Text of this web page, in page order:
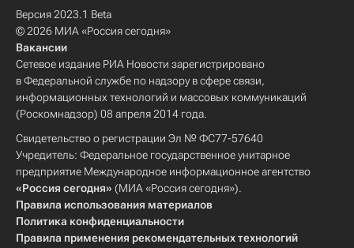
Версия 2023.1 Beta
© 2026 МИА «Россия сегодня»
Вакансии
Сетевое издание РИА Новости зарегистрировано
в Федеральной службе по надзору в сфере связи,
информационных технологий и массовых коммуникаций
(Роскомнадзор) 08 апреля 2014 года.
Свидетельство о регистрации Эл № ФС77-57640
Учредитель: Федеральное государственное унитарное
предприятие Международное информационное агентство
«Россия сегодня» (МИА «Россия сегодня»).
Правила использования материалов
Политика конфиденциальности
Правила применения рекомендательных технологий